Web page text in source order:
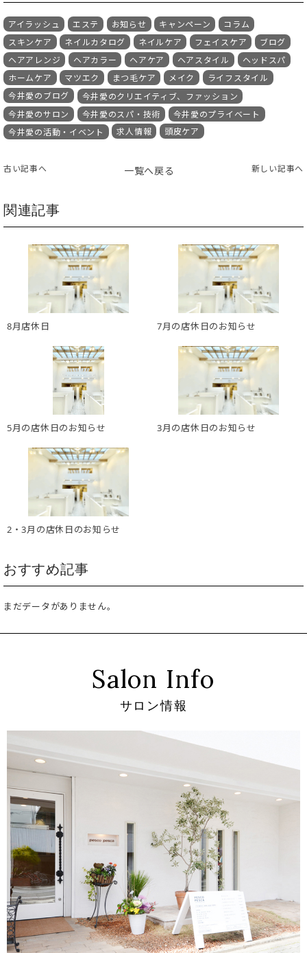
アイラッシュ エステ お知らせ キャンペーン
コラム
スキンケア
ネイルカタログ ネイルケア フェイスケア
ブログ
ヘアアレンジ
ヘアカラー ヘアケア ヘアスタイル
ヘッドスパ
ホームケア
マツエク まつ毛ケア メイク
ライフスタイル
今井愛のブログ
今井愛のクリエイティブ、ファッション
今井愛のサロン
今井愛のスパ・技術
今井愛のプライベート
今井愛の活動・イベント
求人情報 頭皮ケア
古い記事へ 一覧へ戻る 新しい記事へ
関連記事
8月店休日 7月の店休日のお知らせ
5月の店休日のお知らせ 3月の店休日のお知らせ
2・3月の店休日のお知らせ
おすすめ記事
まだデータがありません。
Salon Info
サロン情報